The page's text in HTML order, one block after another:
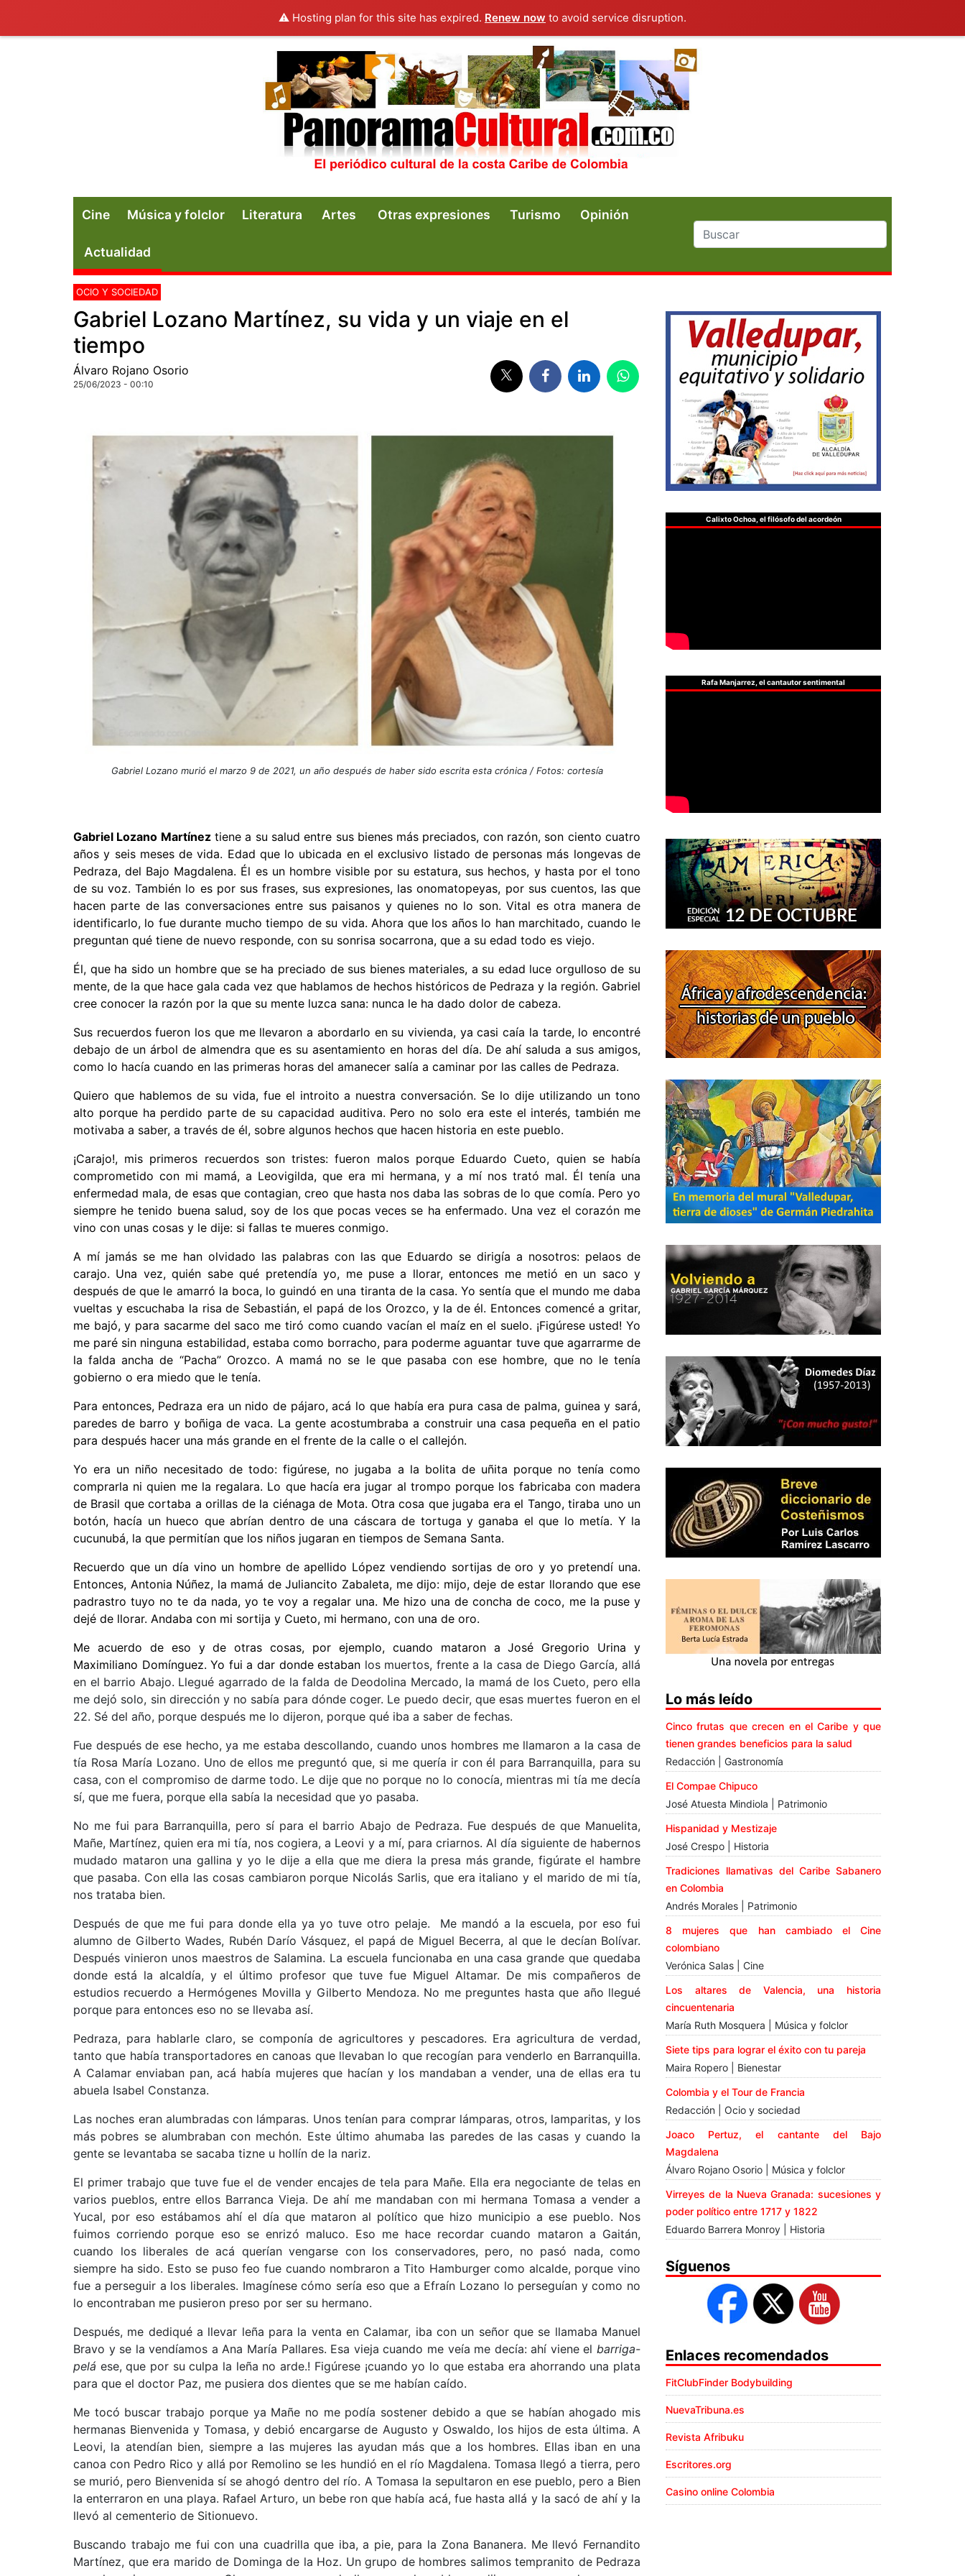
⚠️ Hosting plan for this site has expired. Renew now to avoid service disruption.
Cine Música y folclor Literatura Artes Otras expresiones Turismo Opinión
Actualidad
OCIO Y SOCIEDAD
Gabriel Lozano Martínez, su vida y un viaje en el
tiempo
Álvaro Rojano Osorio
25/06/2023 - 00:10
Gabriel Lozano murió el marzo 9 de 2021, un año después de haber sido escrita esta crónica / Fotos: cortesía
Gabriel Lozano Martíneztiene a su salud entre sus bienes más preciados, con razón, son ciento cuatro
años y seis meses de vida. Edad que lo ubicada en el exclusivo listado de personas más longevas de
Pedraza, del Bajo Magdalena. Él es un hombre visible por su estatura, sus hechos, y hasta por el tono
de su voz. También lo es por sus frases, sus expresiones, las onomatopeyas, por sus cuentos, las que
hacen parte de las conversaciones entre sus paisanos y quienes no lo son. Vital es otra manera de
identificarlo, lo fue durante mucho tiempo de su vida. Ahora que los años lo han marchitado, cuando le
preguntan qué tiene de nuevo responde, con su sonrisa socarrona, que a su edad todo es viejo.
Él, que ha sido un hombre que se ha preciado de sus bienes materiales, a su edad luce orgulloso de su
mente, de la que hace gala cada vez que hablamos de hechos históricos de Pedraza y la región. Gabriel
cree conocer la razón por la que su mente luzca sana: nunca le ha dado dolor de cabeza.
Sus recuerdos fueron los que me llevaron a abordarlo en su vivienda, ya casi caía la tarde, lo encontré
debajo de un árbol de almendra que es su asentamiento en horas del día. De ahí saluda a sus amigos,
como lo hacía cuando en las primeras horas del amanecer salía a caminar por las calles de Pedraza.
Quiero que hablemos de su vida, fue el introito a nuestra conversación. Se lo dije utilizando un tono
alto porque ha perdido parte de su capacidad auditiva. Pero no solo era este el interés, también me
motivaba a saber, a través de él, sobre algunos hechos que hacen historia en este pueblo.
¡Carajo!, mis primeros recuerdos son tristes: fueron malos porque Eduardo Cueto, quien se había
comprometido con mi mamá, a Leovigilda, que era mi hermana, y a mí nos trató mal. Él tenía una
enfermedad mala, de esas que contagian, creo que hasta nos daba las sobras de lo que comía. Pero yo
siempre he tenido buena salud, soy de los que pocas veces se ha enfermado. Una vez el corazón me
vino con unas cosas y le dije: si fallas te mueres conmigo.
A mí jamás se me han olvidado las palabras con las que Eduardo se dirigía a nosotros: pelaos de
carajo. Una vez, quién sabe qué pretendía yo, me puse a llorar, entonces me metió en un saco y
después de que le amarró la boca, lo guindó en una tiranta de la casa. Yo sentía que el mundo me daba
vueltas y escuchaba la risa de Sebastián, el papá de los Orozco, y la de él. Entonces comencé a gritar,
me bajó, y para sacarme del saco me tiró como cuando vacían el maíz en el suelo. ¡Figúrese usted! Yo
me paré sin ninguna estabilidad, estaba como borracho, para poderme aguantar tuve que agarrarme de
la falda ancha de “Pacha” Orozco. A mamá no se le que pasaba con ese hombre, que no le tenía
gobierno o era miedo que le tenía.
Para entonces, Pedraza era un nido de pájaro, acá lo que había era pura casa de palma, guinea y sará,
paredes de barro y boñiga de vaca. La gente acostumbraba a construir una casa pequeña en el patio
para después hacer una más grande en el frente de la calle o el callejón.
Yo era un niño necesitado de todo: figúrese, no jugaba a la bolita de uñita porque no tenía como
comprarla ni quien me la regalara. Lo que hacía era jugar al trompo porque los fabricaba con madera
de Brasil que cortaba a orillas de la ciénaga de Mota. Otra cosa que jugaba era el Tango, tiraba uno un
botón, hacía un hueco que abrían dentro de una cáscara de tortuga y ganaba el que lo metía. Y la
cucunubá, la que permitían que los niños jugaran en tiempos de Semana Santa.
Recuerdo que un día vino un hombre de apellido López vendiendo sortijas de oro y yo pretendí una.
Entonces, Antonia Núñez, la mamá de Juliancito Zabaleta, me dijo: mijo, deje de estar llorando que ese
padrastro tuyo no te da nada, yo te voy a regalar una. Me hizo una de concha de coco, me la puse y
dejé de llorar. Andaba con mi sortija y Cueto, mi hermano, con una de oro.
Me acuerdo de eso y de otras cosas, por ejemplo, cuando mataron a José Gregorio Urina y
Maximiliano Domínguez. Yo fui a dar donde estaban los muertos, frente a la casa de Diego García, allá
en el barrio Abajo. Llegué agarrado de la falda de Deodolina Mercado, la mamá de los Cueto, pero ella
me dejó solo, sin dirección y no sabía para dónde coger. Le puedo decir, que esas muertes fueron en el
22. Sé del año, porque después me lo dijeron, porque qué iba a saber de fechas.
Fue después de ese hecho, ya me estaba descollando, cuando unos hombres me llamaron a la casa de
tía Rosa María Lozano. Uno de ellos me preguntó que, si me quería ir con él para Barranquilla, para su
casa, con el compromiso de darme todo. Le dije que no porque no lo conocía, mientras mi tía me decía
sí, que me fuera, porque ella sabía la necesidad que yo pasaba.
No me fui para Barranquilla, pero sí para el barrio Abajo de Pedraza. Fue después de que Manuelita,
Mañe, Martínez, quien era mi tía, nos cogiera, a Leovi y a mí, para criarnos. Al día siguiente de habernos
mudado mataron una gallina y yo le dije a ella que me diera la presa más grande, figúrate el hambre
que pasaba. Con ella las cosas cambiaron porque Nicolás Sarlis, que era italiano y el marido de mi tía,
nos trataba bien.
Después de que me fui para donde ella ya yo tuve otro pelaje. Me mandó a la escuela, por eso fui
alumno de Gilberto Wades, Rubén Darío Vásquez, el papá de Miguel Becerra, al que le decían Bolívar.
Después vinieron unos maestros de Salamina. La escuela funcionaba en una casa grande que quedaba
donde está la alcaldía, y el último profesor que tuve fue Miguel Altamar. De mis compañeros de
estudios recuerdo a Hermógenes Movilla y Gilberto Mendoza. No me preguntes hasta que año llegué
porque para entonces eso no se llevaba así.
Pedraza, para hablarle claro, se componía de agricultores y pescadores. Era agricultura de verdad,
tanto que había transportadores en canoas que llevaban lo que recogían para venderlo en Barranquilla.
A Calamar enviaban pan, acá había mujeres que hacían y los mandaban a vender, una de ellas era tu
abuela Isabel Constanza.
Las noches eran alumbradas con lámparas. Unos tenían para comprar lámparas, otros, lamparitas, y los
más pobres se alumbraban con mechón. Este último ahumaba las paredes de las casas y cuando la
gente se levantaba se sacaba tizne u hollín de la nariz.
El primer trabajo que tuve fue el de vender encajes de tela para Mañe. Ella era negociante de telas en
varios pueblos, entre ellos Barranca Vieja. De ahí me mandaban con mi hermana Tomasa a vender a
Yucal, por eso estábamos ahí el día que mataron al político que hizo municipio a ese pueblo. Nos
fuimos corriendo porque eso se enrizó maluco. Eso me hace recordar cuando mataron a Gaitán,
cuando los liberales de acá querían vengarse con los conservadores, pero, no pasó nada, como
siempre ha sido. Esto se puso feo fue cuando nombraron a Tito Hamburger como alcalde, porque vino
fue a perseguir a los liberales. Imagínese cómo sería eso que a Efraín Lozano lo perseguían y como no
lo encontraban me pusieron preso por ser su hermano.
Después, me dediqué a llevar leña para la venta en Calamar, iba con un señor que se llamaba Manuel
Bravo y se la vendíamos a Ana María Pallares. Esa vieja cuando me veía me decía: ahí viene el barriga-
pelá ese, que por su culpa la leña no arde.! Figúrese ¡cuando yo lo que estaba era ahorrando una plata
para que el doctor Paz, me pusiera dos dientes que se me habían caído.
Me tocó buscar trabajo porque ya Mañe no me podía sostener debido a que se habían ahogado mis
hermanas Bienvenida y Tomasa, y debió encargarse de Augusto y Oswaldo, los hijos de esta última. A
Leovi, la atendían bien, siempre a las mujeres las ayudan más que a los hombres. Ellas iban en una
canoa con Pedro Rico y allá por Remolino se les hundió en el río Magdalena. Tomasa llegó a tierra, pero
se murió, pero Bienvenida sí se ahogó dentro del río. A Tomasa la sepultaron en ese pueblo, pero a Bien
la enterraron en una playa. Rafael Arturo, un bebe ron que había acá, fue hasta allá y la sacó de ahí y la
llevó al cementerio de Sitionuevo.
Buscando trabajo me fui con una cuadrilla que iba, a pie, para la Zona Bananera. Me llevó Fernandito
Martínez, que era marido de Dominga de la Hoz. Un grupo de hombres salimos tempranito de Pedraza
Calixto Ochoa, el filósofo del acordeón
Rafa Manjarrez, el cantautor sentimental
Lo más leído
Cinco frutas que crecen en el Caribe y que
tienen grandes beneficios para la salud
Redacción | Gastronomía
El Compae Chipuco
José Atuesta Mindiola | Patrimonio
Hispanidad y Mestizaje
José Crespo | Historia
Tradiciones llamativas del Caribe Sabanero
en Colombia
Andrés Morales | Patrimonio
8 mujeres que han cambiado el Cine
colombiano
Verónica Salas | Cine
Los altares de Valencia, una historia
cincuentenaria
María Ruth Mosquera | Música y folclor
Siete tips para lograr el éxito con tu pareja
Maira Ropero | Bienestar
Colombia y el Tour de Francia
Redacción | Ocio y sociedad
Joaco Pertuz, el cantante del Bajo
Magdalena
Álvaro Rojano Osorio | Música y folclor
Virreyes de la Nueva Granada: sucesiones y
poder político entre 1717 y 1822
Eduardo Barrera Monroy | Historia
Síguenos
Enlaces recomendados
FitClubFinder Bodybuilding
NuevaTribuna.es
Revista Afribuku
Escritores.org
Casino online Colombia